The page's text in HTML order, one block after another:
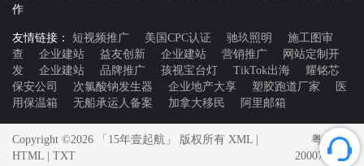
作
友情链接： 短视频推广 美国CPC认证 驰玖照明
施工图审
查
企业建站 益友创新 企业建站 营销推广
网站定制开
发
企业建站 品牌推广 孩视宝台灯 TikTok出海
耀铭芯
保安公司
次氯酸钠发生器 企业地产大享 塑胶跑道厂家
医
用保温箱
无船承运人备案 加拿大移民 阿里邮箱
Copyright ©2026 「15年壹起航」 版权所有 XML |
HTML | TXT
粤ICP备
20007592号